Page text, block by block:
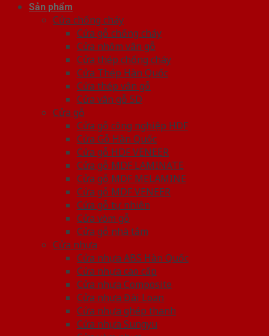
Sản phẩm
Cửa chống cháy
Cửa gỗ chống cháy
Cửa nhôm vân gỗ
Cửa thép chống cháy
Cửa Thép Hàn Quốc
Cửa thép vân gỗ
Cửa vân gỗ 5D
Cửa gỗ
Cửa gỗ công nghiệp HDF
Cửa Gỗ Hàn Quốc
Cửa gỗ HDF VENEER
Cửa gỗ MDF LAMINATE
Cửa gỗ MDF MELAMINE
Cửa gỗ MDF VENEER
Cửa gỗ tự nhiên
Cửa vòm gỗ
Cửa gỗ nhà tắm
Cửa nhựa
Cửa nhựa ABS Hàn Quốc
Cửa nhựa cao cấp
Cửa nhựa Composite
Cửa nhựa Đài Loan
Cửa nhựa ghép thanh
Cửa nhựa Sungyu